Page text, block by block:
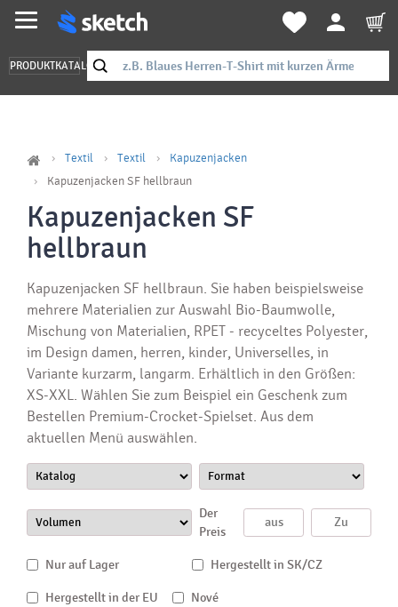
PRODUKTKATALOG
Textil Textil
Kapuzenjacken
Kapuzenjacken SF hellbraun
Kapuzenjacken SF
hellbraun
Kapuzenjacken SF hellbraun. Sie haben beispielsweise
mehrere Materialien zur Auswahl Bio-Baumwolle,
Mischung von Materialien, RPET - recyceltes Polyester,
im Design damen, herren, kinder, Universelles, in
Variante kurzarm, langarm. Erhältlich in den Größen:
XS-XXL. Wählen Sie zum Beispiel ein Geschenk zum
Bestellen Premium-Crocket-Spielset. Aus dem
aktuellen Menü auswählen.
Der
Preis
Nur auf Lager Hergestellt in SK/CZ
Hergestellt in der EU Nové